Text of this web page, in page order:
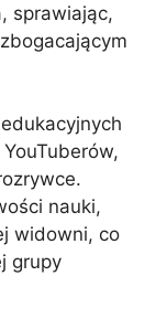
sprawiając,
nauki,
widowni, co
grupy